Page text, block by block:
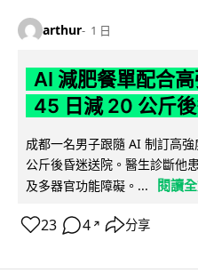
arthur 1 日
AI 減肥餐單配合
45 日減 20 公斤
成都一名男子跟隨 AI 制訂高
公斤後昏迷送院。醫生診斷他
及多器官功能障礙。...
閱讀
23 4 ↗ 分享